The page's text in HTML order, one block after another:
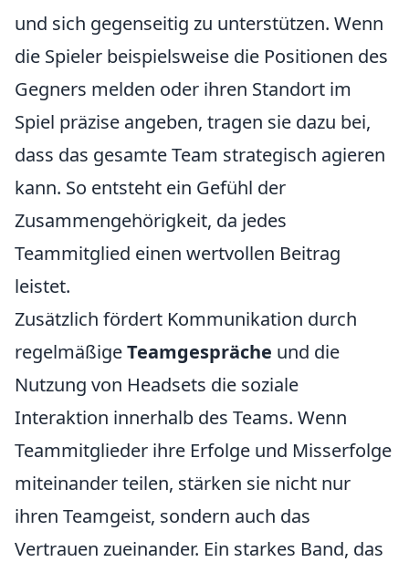
und sich gegenseitig zu unterstützen. Wenn
die Spieler beispielsweise die Positionen des
Gegners melden oder ihren Standort im
Spiel präzise angeben, tragen sie dazu bei,
dass das gesamte Team strategisch agieren
kann. So entsteht ein Gefühl der
Zusammengehörigkeit, da jedes
Teammitglied einen wertvollen Beitrag
leistet.
Zusätzlich fördert Kommunikation durch
regelmäßigeTeamgespräche und die
Nutzung von Headsets die soziale
Interaktion innerhalb des Teams. Wenn
Teammitglieder ihre Erfolge und Misserfolge
miteinander teilen, stärken sie nicht nur
ihren Teamgeist, sondern auch das
Vertrauen zueinander. Ein starkes Band, das